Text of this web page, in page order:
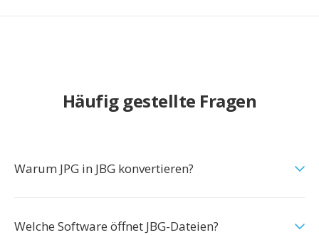
Häufig gestellte Fragen
Warum JPG in JBG konvertieren?
Welche Software öffnet JBG-Dateien?